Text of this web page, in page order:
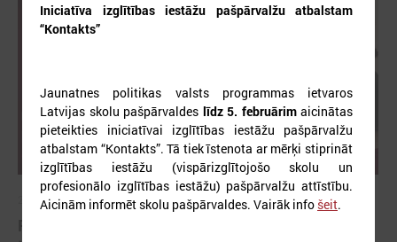
2026. gada 01. jūnijs
Iniciatīva izglītības iestāžu pašpārvalžu atbalstam
“Kontakts”
Jaunatnes politikas valsts programmas ietvaros
Latvijas skolu pašpārvaldes līdz 5. februārimaicinātas
pieteikties iniciatīvai izglītības iestāžu pašpārvalžu
atbalstam “Kontakts”. Tā tiek īstenota ar mērķi stiprināt
izglītības iestāžu (vispārizglītojošo skolu un
profesionālo izglītības iestāžu) pašpārvalžu attīstību.
Aicinām informēt skolu pašpārvaldes. Vairāk info šeit.